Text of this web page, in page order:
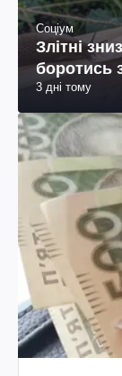
Соціум
Злітні
боротись
3 дні тому